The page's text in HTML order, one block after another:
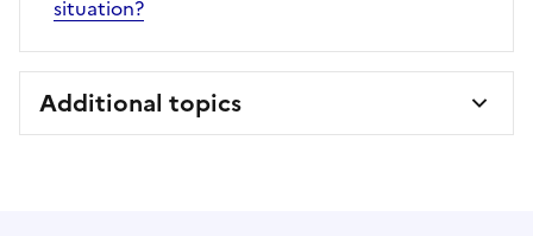
situation?
Additional topics